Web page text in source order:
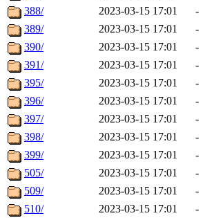
388/
2023-03-15 17:01
-
389/
2023-03-15 17:01
-
390/
2023-03-15 17:01
-
391/
2023-03-15 17:01
-
395/
2023-03-15 17:01
-
396/
2023-03-15 17:01
-
397/
2023-03-15 17:01
-
398/
2023-03-15 17:01
-
399/
2023-03-15 17:01
-
505/
2023-03-15 17:01
-
509/
2023-03-15 17:01
-
510/
2023-03-15 17:01
-